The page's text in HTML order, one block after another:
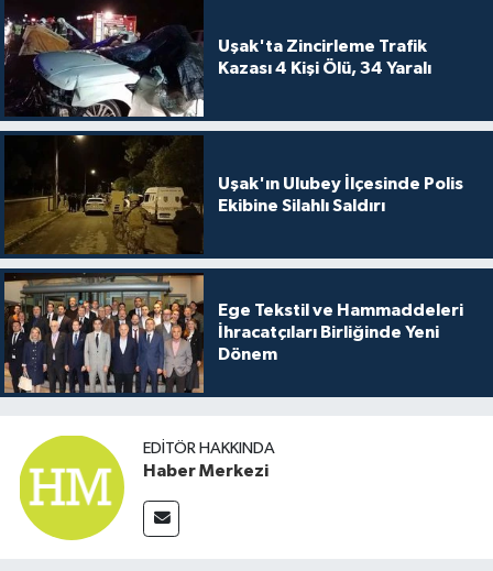
Uşak'ta Zincirleme Trafik
Kazası 4 Kişi Ölü, 34 Yaralı
Uşak'ın Ulubey İlçesinde Polis
Ekibine Silahlı Saldırı
Ege Tekstil ve Hammaddeleri
İhracatçıları Birliğinde Yeni
Dönem
EDITÖR HAKKINDA
Haber Merkezi